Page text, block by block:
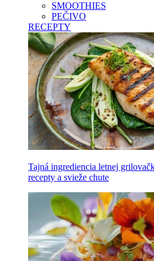
SMOOTHIES
PEČIVO
RECEPTY
Tajná ingrediencia letnej
recepty a svieže chute